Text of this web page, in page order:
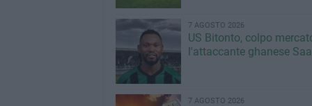
7 AGOSTO 2026
US Bitonto, colpo
l'attaccante ghanese
7 AGOSTO 2026